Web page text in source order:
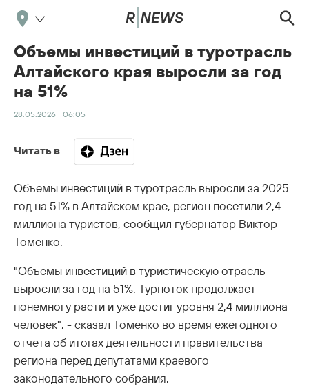
Объемы инвестиций в туротрасль
Алтайского края выросли за год
на 51%
28.05.2026 06:05
Читать в
Объемы инвестиций в туротрасль выросли за 2025
год на 51% в Алтайском крае, регион посетили 2,4
миллиона туристов, сообщил губернатор Виктор
Томенко.
"Объемы инвестиций в туристическую отрасль
выросли за год на 51%. Турпоток продолжает
понемногу расти и уже достиг уровня 2,4 миллиона
человек", - сказал Томенко во время ежегодного
отчета об итогах деятельности правительства
региона перед депутатами краевого
законодательного собрания.